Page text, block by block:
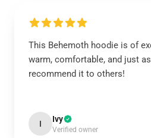
This Behemoth hoodie is of
warm, comfortable, and just
recommend it to others!
I Ivy
Verified owner